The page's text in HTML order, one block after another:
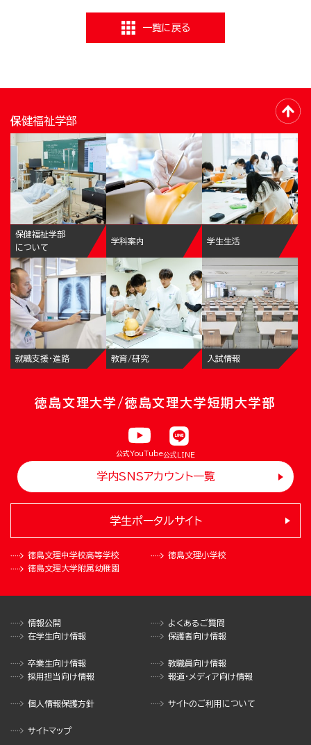
一覧に戻る
保健福祉学部
保健福祉学部
について
学科案内 学生生活
就職支援・進路 教育/研究 入試情報
徳島文理大学/徳島文理大学短期大学部
公式YouTube公式LINE
学内SNSアカウント一覧
徳島文理中学校高等学校
徳島文理小学校
徳島文理大学附属幼稚園
学生ポータルサイト
情報公開
よくあるご質問
在学生向け情報
保護者向け情報
卒業生向け情報
教職員向け情報
採用担当向け情報
報道・メディア向け情報
個人情報保護方針 サイトのご利用について
サイトマップ